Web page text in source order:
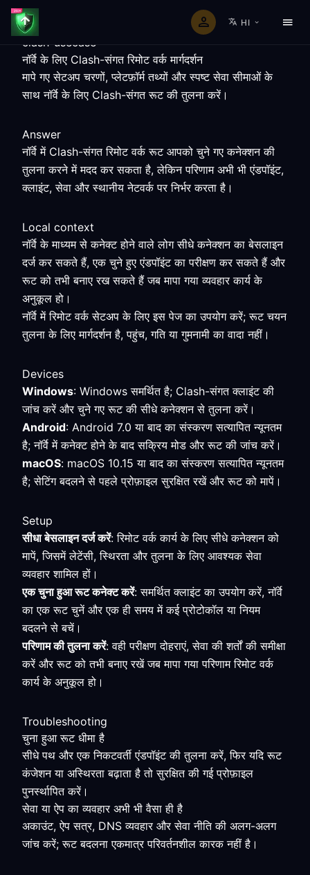
HI
clash-usecase
नॉर्वे के लिए Clash-संगत रिमोट वर्क मार्गदर्शन
मापे गए सेटअप चरणों, प्लेटफ़ॉर्म तथ्यों और स्पष्ट सेवा सीमाओं के
साथ नॉर्वे के लिए Clash-संगत रूट की तुलना करें।
Answer
नॉर्वे में Clash-संगत रिमोट वर्क रूट आपको चुने गए कनेक्शन की
तुलना करने में मदद कर सकता है, लेकिन परिणाम अभी भी एंडपॉइंट,
क्लाइंट, सेवा और स्थानीय नेटवर्क पर निर्भर करता है।
Local context
नॉर्वे के माध्यम से कनेक्ट होने वाले लोग सीधे कनेक्शन का बेसलाइन
दर्ज कर सकते हैं, एक चुने हुए एंडपॉइंट का परीक्षण कर सकते हैं और
रूट को तभी बनाए रख सकते हैं जब मापा गया व्यवहार कार्य के
अनुकूल हो।
नॉर्वे में रिमोट वर्क सेटअप के लिए इस पेज का उपयोग करें; रूट चयन
तुलना के लिए मार्गदर्शन है, पहुंच, गति या गुमनामी का वादा नहीं।
Devices
Windows: Windows समर्थित है; Clash-संगत क्लाइंट की
जांच करें और चुने गए रूट की सीधे कनेक्शन से तुलना करें।
Android: Android 7.0 या बाद का संस्करण सत्यापित न्यूनतम
है; नॉर्वे में कनेक्ट होने के बाद सक्रिय मोड और रूट की जांच करें।
macOS: macOS 10.15 या बाद का संस्करण सत्यापित न्यूनतम
है; सेटिंग बदलने से पहले प्रोफ़ाइल सुरक्षित रखें और रूट को मापें।
Setup
सीधा बेसलाइन दर्ज करें: रिमोट वर्क कार्य के लिए सीधे कनेक्शन को
मापें, जिसमें लेटेंसी, स्थिरता और तुलना के लिए आवश्यक सेवा
व्यवहार शामिल हों।
एक चुना हुआ रूट कनेक्ट करें: समर्थित क्लाइंट का उपयोग करें, नॉर्वे
का एक रूट चुनें और एक ही समय में कई प्रोटोकॉल या नियम
बदलने से बचें।
परिणाम की तुलना करें: वही परीक्षण दोहराएं, सेवा की शर्तों की समीक्षा
करें और रूट को तभी बनाए रखें जब मापा गया परिणाम रिमोट वर्क
कार्य के अनुकूल हो।
Troubleshooting
चुना हुआ रूट धीमा है
सीधे पथ और एक निकटवर्ती एंडपॉइंट की तुलना करें, फिर यदि रूट
कंजेशन या अस्थिरता बढ़ाता है तो सुरक्षित की गई प्रोफ़ाइल
पुनर्स्थापित करें।
सेवा या ऐप का व्यवहार अभी भी वैसा ही है
अकाउंट, ऐप सत्र, DNS व्यवहार और सेवा नीति की अलग-अलग
जांच करें; रूट बदलना एकमात्र परिवर्तनशील कारक नहीं है।